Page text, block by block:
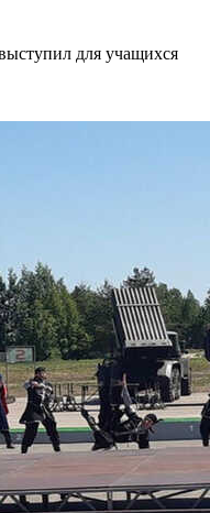
для учащихся